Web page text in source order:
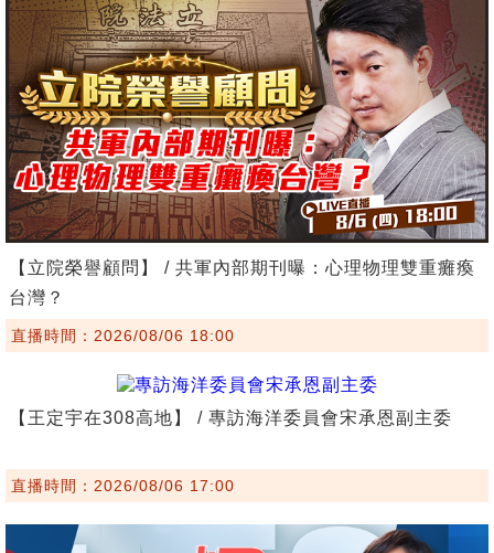
【立院榮譽顧問】 / 共軍內部期刊曝：心理物理雙重癱瘓
台灣？
直播時間：2026/08/06 18:00
【王定宇在308高地】 / 專訪海洋委員會宋承恩副主委
直播時間：2026/08/06 17:00